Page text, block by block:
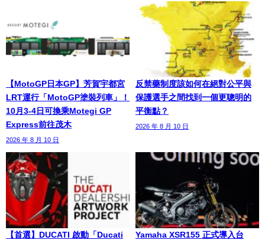
【MotoGP日本GP】芳賀宇都宮
LRT運行「MotoGP塗裝列車」！
10月3-4日可換乘Motegi GP
Express前往茂木
2026 年 8 月 10 日
反禁藥制度該如何在絕對公平與
保護選手之間找到一個更聰明的
平衡點？
2026 年 8 月 10 日
【首選】DUCATI 啟動「Ducati Yamaha XSR155 正式導入台